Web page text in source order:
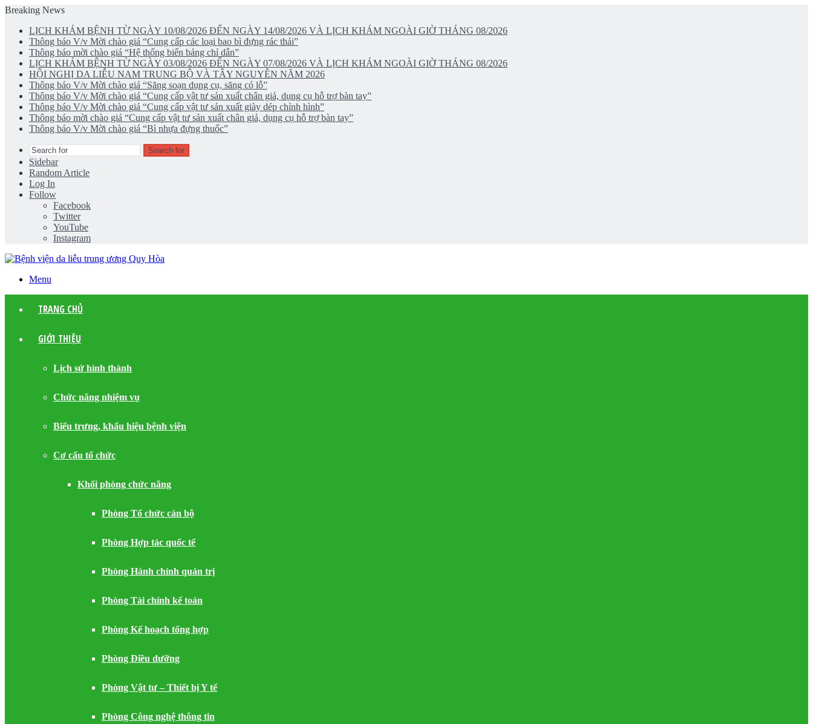
Breaking News
LỊCH KHÁM BỆNH TỪ NGÀY 10/08/2026 ĐẾN NGÀY 14/08/2026 VÀ LỊCH KHÁM NGOÀI GIỜ THÁNG 08/2026
Thông báo V/v Mời chào giá “Cung cấp các loại bao bì đựng rác thải”
Thông báo mời chào giá “Hệ thống biển bảng chỉ dẫn”
LỊCH KHÁM BỆNH TỪ NGÀY 03/08/2026 ĐẾN NGÀY 07/08/2026 VÀ LỊCH KHÁM NGOÀI GIỜ THÁNG 08/2026
HỘI NGHỊ DA LIỄU NAM TRUNG BỘ VÀ TÂY NGUYÊN NĂM 2026
Thông báo V/v Mời chào giá “Săng soạn dụng cụ, săng có lỗ”
Thông báo V/v Mời chào giá “Cung cấp vật tư sản xuất chân giả, dụng cụ hỗ trợ bàn tay”
Thông báo V/v Mời chào giá “Cung cấp vật tư sản xuất giày dép chỉnh hình”
Thông báo mời chào giá “Cung cấp vật tư sản xuất chân giả, dụng cụ hỗ trợ bàn tay”
Thông báo V/v Mời chào giá “Bì nhựa đựng thuốc”
Search for
Sidebar
Random Article
Log In
Follow
Facebook
Twitter
YouTube
Instagram
Menu
TRANG CHỦ
GIỚI THIỆU
Lịch sử hình thành
Chức năng nhiệm vụ
Biểu trưng, khẩu hiệu bệnh viện
Cơ cấu tổ chức
Khối phòng chức năng
Phòng Tổ chức cán bộ
Phòng Hợp tác quốc tế
Phòng Hành chính quản trị
Phòng Tài chính kế toán
Phòng Kế hoạch tổng hợp
Phòng Điều dưỡng
Phòng Vật tư – Thiết bị Y tế
Phòng Công nghệ thông tin